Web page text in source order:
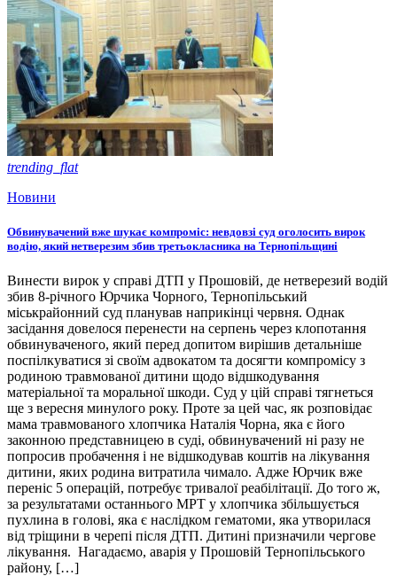
trending_flat
Новини
Обвинувачений вже шукає компроміс: невдовзі суд оголосить вирок
водію, який нетверезим збив третьокласника на Тернопільщині
Винести вирок у справі ДТП у Прошовій, де нетверезий водій
збив 8-річного Юрчика Чорного, Тернопільський
міськрайонний суд планував наприкінці червня. Однак
засідання довелося перенести на серпень через клопотання
обвинуваченого, який перед допитом вирішив детальніше
поспілкуватися зі своїм адвокатом та досягти компромісу з
родиною травмованої дитини щодо відшкодування
матеріальної та моральної шкоди. Суд у цій справі тягнеться
ще з вересня минулого року. Проте за цей час, як розповідає
мама травмованого хлопчика Наталія Чорна, яка є його
законною представницею в суді, обвинувачений ні разу не
попросив пробачення і не відшкодував коштів на лікування
дитини, яких родина витратила чимало. Адже Юрчик вже
переніс 5 операцій, потребує тривалої реабілітації. До того ж,
за результатами останнього МРТ у хлопчика збільшується
пухлина в голові, яка є наслідком гематоми, яка утворилася
від тріщини в черепі після ДТП. Дитині призначили чергове
лікування. Нагадаємо, аварія у Прошовій Тернопільського
району, […]